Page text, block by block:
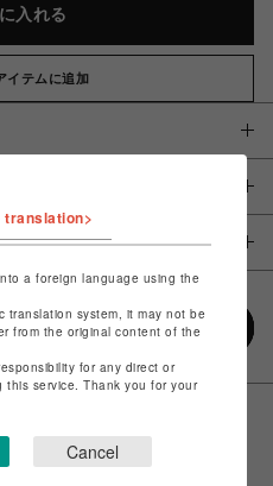
入れる
イテムに追加
translation>
a foreign language using the
translation system, it may not be
from the original content of the
for any direct or
this service. Thank you for your
Cancel